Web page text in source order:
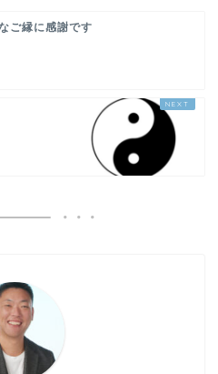
ご縁に感謝です